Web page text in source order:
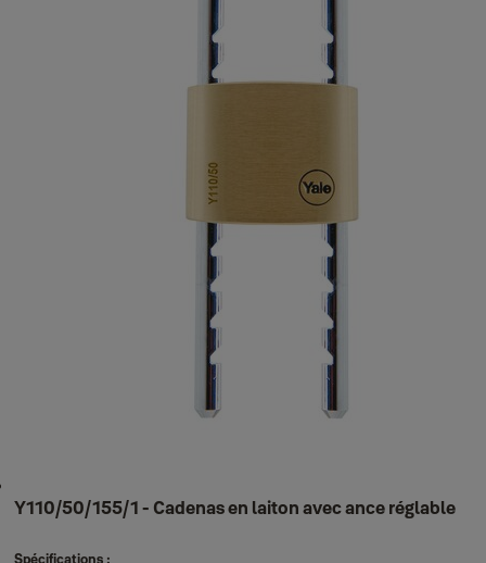
Y110/50/155/1 - Cadenas en laiton avec ance réglable
Spécifications :